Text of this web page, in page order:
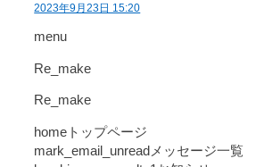
2023年9月23日 15:20
menu
Re_make
Re_make
homeトップページ
mark_email_unreadメッセージ一覧